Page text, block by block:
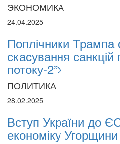
ЭКОНОМИКА
24.04.2025
Поплічники Трампа
скасування санкцій
потоку-2”
ПОЛИТИКА
28.02.2025
Вступ України до
економіку